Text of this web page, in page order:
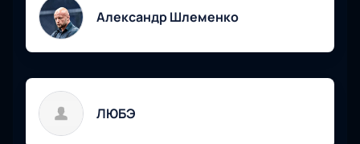
Александр Шлеменко
ЛЮБЭ